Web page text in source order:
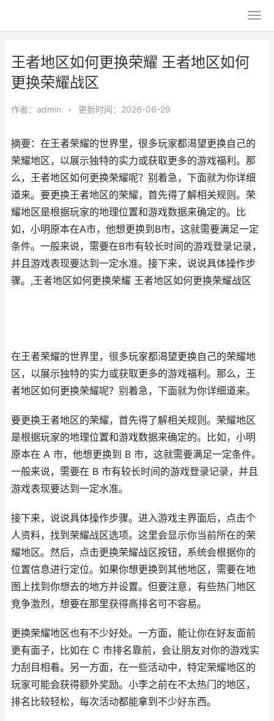
王者地区如何更换荣耀 王者地区如何
更换荣耀战区
作者： admin • 更新时间：2026-06-29
摘要：在王者荣耀的世界里，很多玩家都渴望更换自己的
荣耀地区，以展示独特的实力或获取更多的游戏福利。那
么，王者地区如何更换荣耀呢？别着急，下面就为你详细
道来。要更换王者地区的荣耀，首先得了解相关规则。荣
耀地区是根据玩家的地理位置和游戏数据来确定的。比
如，小明原本在A市，他想更换到B市，这就需要满足一定
条件。一般来说，需要在B市有较长时间的游戏登录记录，
并且游戏表现要达到一定水准。接下来，说说具体操作步
骤。,王者地区如何更换荣耀 王者地区如何更换荣耀战区
在王者荣耀的世界里，很多玩家都渴望更换自己的荣耀地
区，以展示独特的实力或获取更多的游戏福利。那么，王
者地区如何更换荣耀呢？别着急，下面就为你详细道来。
要更换王者地区的荣耀，首先得了解相关规则。荣耀地区
是根据玩家的地理位置和游戏数据来确定的。比如，小明
原本在 A 市，他想更换到 B 市，这就需要满足一定条件。
一般来说，需要在 B 市有较长时间的游戏登录记录，并且
游戏表现要达到一定水准。
接下来，说说具体操作步骤。进入游戏主界面后，点击个
人资料，找到荣耀战区选项。这里会显示你当前所在的荣
耀地区。然后，点击更换荣耀战区按钮，系统会根据你的
位置信息进行定位。如果你想更换到其他地区，需要在地
图上找到你想去的地方并设置。但要注意，有些热门地区
竞争激烈，想要在那里获得高排名可不容易。
更换荣耀地区也有不少好处。一方面，能让你在好友面前
更有面子，比如在 C 市排名靠前，会让朋友对你的游戏实
力刮目相看。另一方面，在一些活动中，特定荣耀地区的
玩家可能会获得额外奖励。小李之前在不太热门的地区，
排名比较轻松，每次活动都能拿到不少好东西。